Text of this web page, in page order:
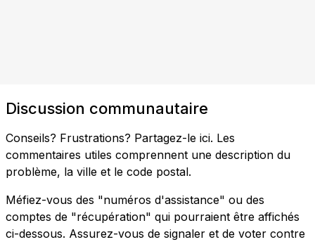
Discussion communautaire
Conseils? Frustrations? Partagez-le ici. Les
commentaires utiles comprennent une description du
problème, la ville et le code postal.
Méfiez-vous des "numéros d'assistance" ou des
comptes de "récupération" qui pourraient être affichés
ci-dessous. Assurez-vous de signaler et de voter contre